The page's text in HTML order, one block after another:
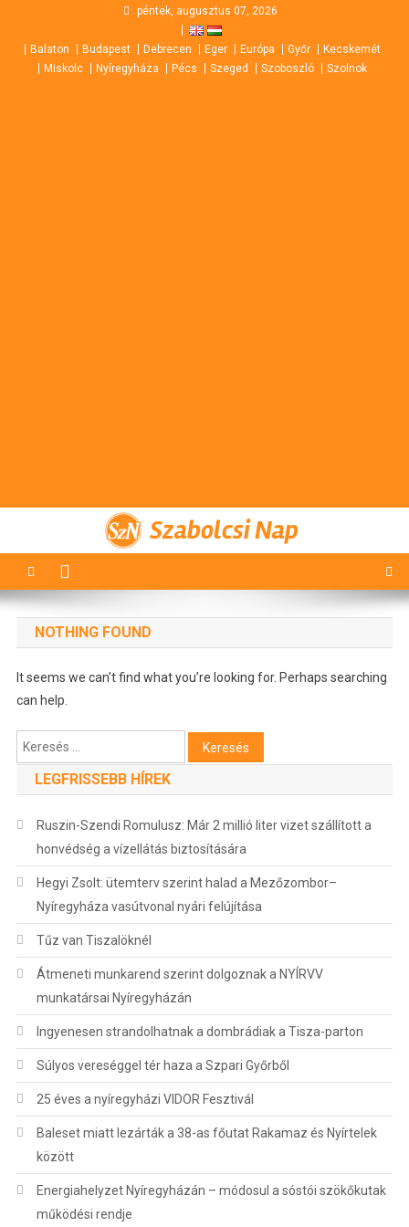
content
péntek, augusztus 07, 2026
Balaton Budapest Debrecen Eger Európa Győr
Kecskemét
Miskolc
Nyíregyháza Pécs Szeged Szoboszló Szolnok
Szabolcsi Nap
NOTHING FOUND
It seems we can’t find what you’re looking for. Perhaps searching
can help.
Keresés:
LEGFRISSEBB HÍREK
Ruszin-Szendi Romulusz: Már 2 millió liter vizet szállított a
honvédség a vízellátás biztosítására
Hegyi Zsolt: ütemterv szerint halad a Mezőzombor–
Nyíregyháza vasútvonal nyári felújítása
Tűz van Tiszalöknél
Átmeneti munkarend szerint dolgoznak a NYÍRVV
munkatársai Nyíregyházán
Ingyenesen strandolhatnak a dombrádiak a Tisza-parton
Súlyos vereséggel tér haza a Szpari Győrből
25 éves a nyíregyházi VIDOR Fesztivál
Baleset miatt lezárták a 38-as főutat Rakamaz és Nyírtelek
között
Energiahelyzet Nyíregyházán – módosul a sóstói szökőkutak
működési rendje